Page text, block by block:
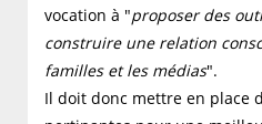
vocation à "proposer des
construire une relation
familles et les médias".
Il doit donc mettre en place